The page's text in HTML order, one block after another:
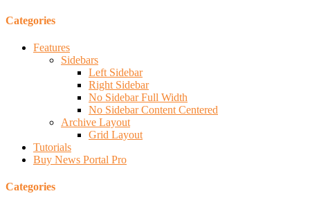
Categories
Features
Sidebars
Left Sidebar
Right Sidebar
No Sidebar Full Width
No Sidebar Content Centered
Archive Layout
Grid Layout
Tutorials
Buy News Portal Pro
Categories